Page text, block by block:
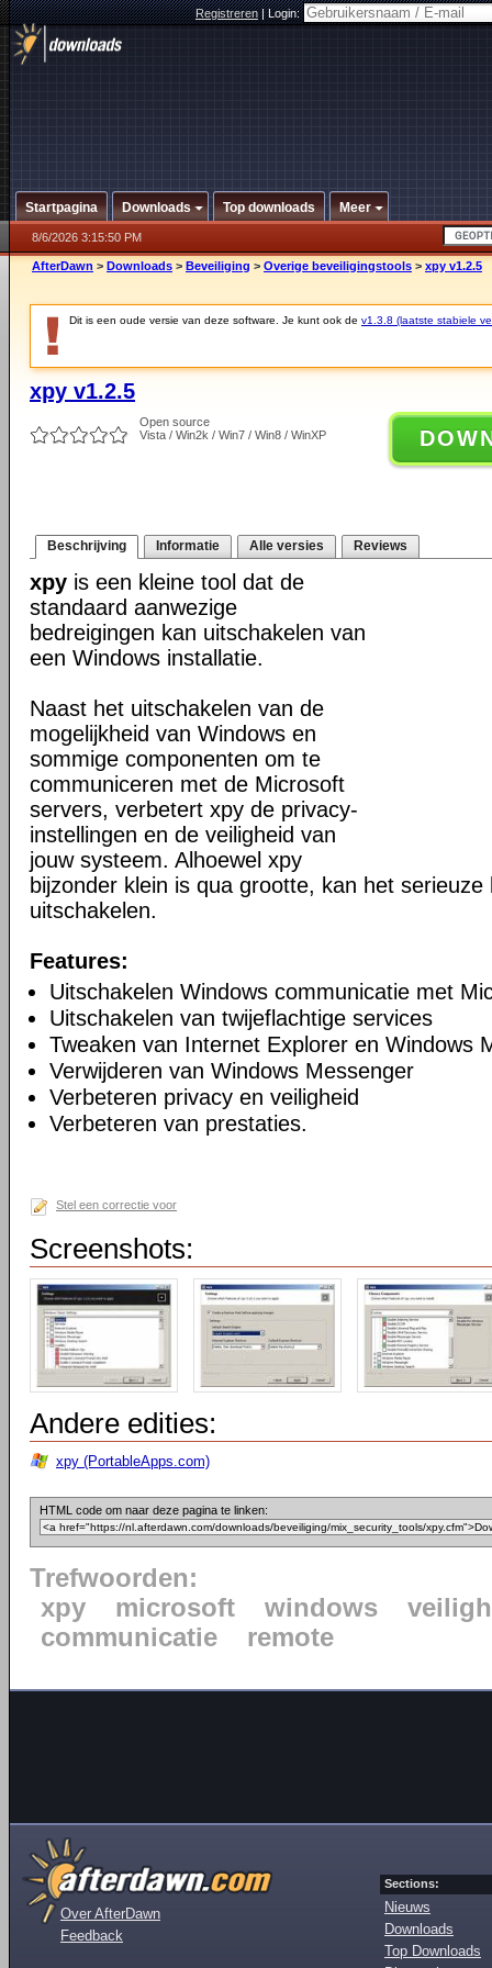
Registreren|Login:
Startpagina Downloads Top downloads Meer
8/6/2026 3:15:50 PM
AfterDawn > Downloads > Beveiliging > Overige beveiligingstools > xpy v1.2.5
Dit is een oude versie van deze software. Je kunt ook de v1.3.8 (laatste stabiele
xpy v1.2.5
Open source
Vista / Win2k / Win7 / Win8 / WinXP
Beschrijving Informatie Alle versies Reviews
xpy is een kleine tool dat de
standaard aanwezige
bedreigingen kan uitschakelen van
een Windows installatie.
Naast het uitschakelen van de
mogelijkheid van Windows en
sommige componenten om te
communiceren met de Microsoft
servers, verbetert xpy de privacy-
instellingen en de veiligheid van
jouw systeem. Alhoewel xpy
bijzonder klein is qua grootte, kan het serieuze
uitschakelen.
Features:
Uitschakelen Windows communicatie met
Uitschakelen van twijeflachtige services
Tweaken van Internet Explorer en Windows
Verwijderen van Windows Messenger
Verbeteren privacy en veiligheid
Verbeteren van prestaties.
Stel een correctie voor
Screenshots:
Andere edities:
xpy (PortableApps.com)
HTML code om naar deze pagina te linken:
Trefwoorden:
xpy
microsoft windows
communicatie
remote
Over AfterDawn
Feedback
Sections:
Nieuws
Downloads
Top Downloads